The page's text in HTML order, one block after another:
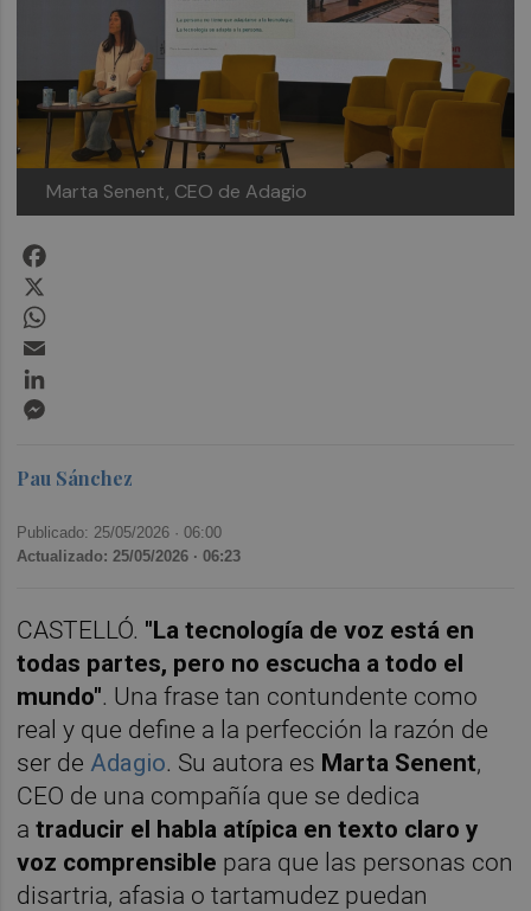
Marta Senent, CEO de Adagio
Pau Sánchez
Publicado: 25/05/2026 ·06:00
Actualizado: 25/05/2026 · 06:23
CASTELLÓ. "La tecnología de voz está en
todas partes, pero no escucha a todo el
mundo". Una frase tan contundente como
real y que define a la perfección la razón de
ser de Adagio. Su autora es Marta Senent,
CEO de una compañía que se dedica
atraducir el habla atípica en texto claro y
voz comprensible para que las personas con
disartria, afasia o tartamudez puedan